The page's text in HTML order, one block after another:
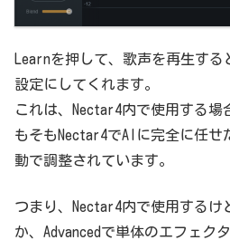
Learnを押して、歌声を再生す
設定にしてくれます。
これは、Nectar4内で使用する場
もそもNectar4でAIに完全に任せ
動で調整されています。
つまり、Nectar4内で使用するけ
か、Advancedで単体のエフェク